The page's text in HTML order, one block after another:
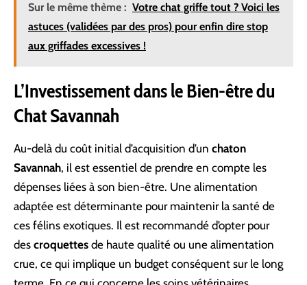
Sur le même thème : Votre chat griffe tout ? Voici les
astuces (validées par des pros) pour enfin dire stop
aux griffades excessives !
L’Investissement dans le Bien-être du
Chat Savannah
Au-delà du coût initial d’acquisition d’un chaton
Savannah, il est essentiel de prendre en compte les
dépenses liées à son bien-être. Une alimentation
adaptée est déterminante pour maintenir la santé de
ces félins exotiques. Il est recommandé d’opter pour
des croquettes de haute qualité ou une alimentation
crue, ce qui implique un budget conséquent sur le long